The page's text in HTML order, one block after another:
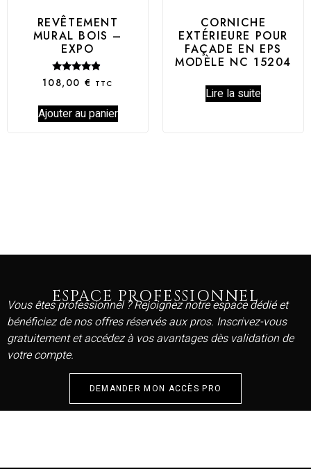
REVÊTEMENT
MURAL BOIS –
EXPO
Note
4.67
108,00 € TTC
Ajouter au panier
CORNICHE
EXTÉRIEURE POUR
FAÇADE EN EPS
MODÈLE NC 15204
Lire la suite
ESPACE PROFESSIONNEL
Vous êtes professionnel ? Rejoignez notre espace dédié et
bénéficiez de nos offres réservés aux pros. Inscrivez-vous
gratuitement et accédez à vos avantages dès validation de
votre compte.
DEMANDER MON ACCÈS PRO